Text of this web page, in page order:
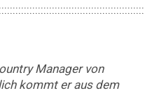
Manager von
kommt er aus dem